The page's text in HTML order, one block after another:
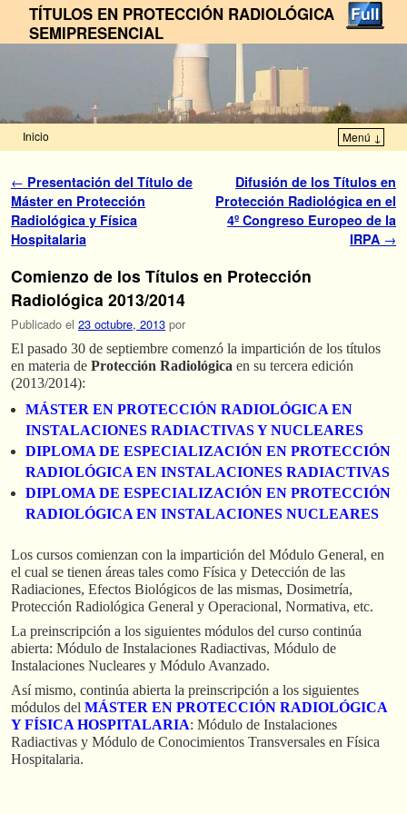
TÍTULOS EN PROTECCIÓN RADIOLÓGICA
SEMIPRESENCIAL
Inicio Menú ↓
Navegador de artículos
← Presentación del Título de
Máster en Protección
Radiológica y Física
Hospitalaria
Difusión de los Títulos en
Protección Radiológica en el
4º Congreso Europeo de la
IRPA →
Comienzo de los Títulos en Protección
Radiológica 2013/2014
Publicado el 23 octubre, 2013 por
El pasado 30 de septiembre comenzó la impartición de los títulos
en materia de Protección Radiológica en su tercera edición
(2013/2014):
MÁSTER EN PROTECCIÓN RADIOLÓGICA EN
INSTALACIONES RADIACTIVAS Y NUCLEARES
DIPLOMA DE ESPECIALIZACIÓN EN PROTECCIÓN
RADIOLÓGICA EN INSTALACIONES RADIACTIVAS
DIPLOMA DE ESPECIALIZACIÓN EN PROTECCIÓN
RADIOLÓGICA EN INSTALACIONES NUCLEARES
Los cursos comienzan con la impartición del Módulo General, en
el cual se tienen áreas tales como Física y Detección de las
Radiaciones, Efectos Biológicos de las mismas, Dosimetría,
Protección Radiológica General y Operacional, Normativa, etc.
La preinscripción a los siguientes módulos del curso continúa
abierta: Módulo de Instalaciones Radiactivas, Módulo de
Instalaciones Nucleares y Módulo Avanzado.
Así mismo, continúa abierta la preinscripción a los siguientes
módulos del MÁSTER EN PROTECCIÓN RADIOLÓGICA
Y FÍSICA HOSPITALARIA: Módulo de Instalaciones
Radiactivas y Módulo de Conocimientos Transversales en Física
Hospitalaria.